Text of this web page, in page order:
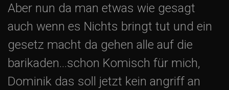
Aber nun da man etwas wie gesagt
auch wenn es Nichts bringt tut und ein
gesetz macht da gehen alle auf die
barikaden…schon Komisch für mich,
Dominik das soll jetzt kein angriff an